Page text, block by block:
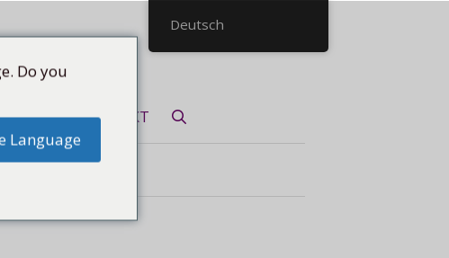
SHOP KONTAKT
Deutsch
Do you
Language